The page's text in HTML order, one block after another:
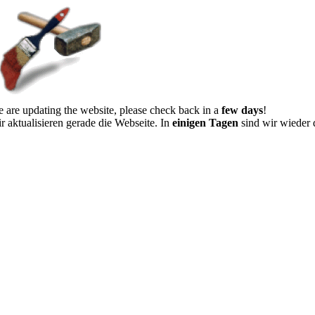
are updating the website, please check back in a few days!
aktualisieren gerade die Webseite. In einigen Tagen sind wir wieder